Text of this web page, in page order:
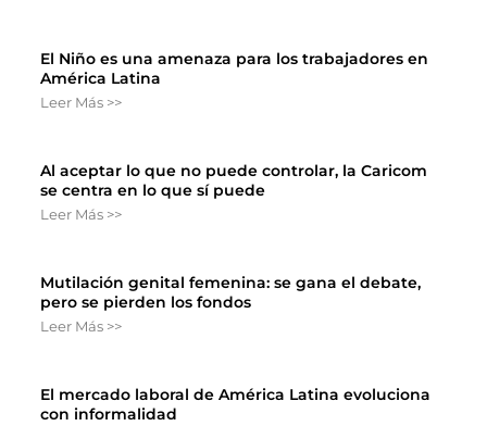
El Niño es una amenaza para los trabajadores en
América Latina
Leer Más >>
Al aceptar lo que no puede controlar, la Caricom
se centra en lo que sí puede
Leer Más >>
Mutilación genital femenina: se gana el debate,
pero se pierden los fondos
Leer Más >>
El mercado laboral de América Latina evoluciona
con informalidad